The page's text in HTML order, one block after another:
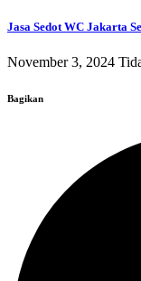
Jasa Sedot WC Jakarta
November 3, 2024
Bagikan